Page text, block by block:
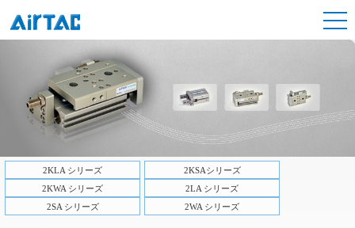
2KLA シリーズ
2KSAシリーズ
2KWA シリーズ
2LA シリーズ
2SA シリーズ
2WA シリーズ